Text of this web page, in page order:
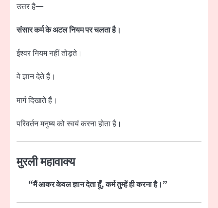
उत्तर है—
संसार कर्म के अटल नियम पर चलता है।
ईश्वर नियम नहीं तोड़ते।
वे ज्ञान देते हैं।
मार्ग दिखाते हैं।
परिवर्तन मनुष्य को स्वयं करना होता है।
मुरली महावाक्य
“मैं आकर केवल ज्ञान देता हूँ, कर्म तुम्हें ही करना है।”